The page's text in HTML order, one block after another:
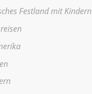
Festland mit Kindern